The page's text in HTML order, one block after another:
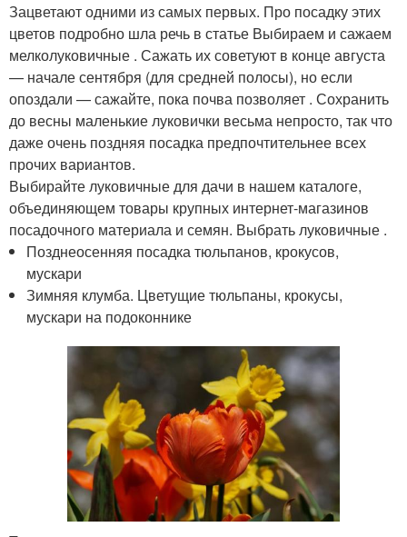
Зацветают одними из самых первых. Про посадку этих
цветов подробно шла речь в статье Выбираем и сажаем
мелколуковичные . Сажать их советуют в конце августа
— начале сентября (для средней полосы), но если
опоздали — сажайте, пока почва позволяет . Сохранить
до весны маленькие луковички весьма непросто, так что
даже очень поздняя посадка предпочтительнее всех
прочих вариантов.
Выбирайте луковичные для дачи в нашем каталоге,
объединяющем товары крупных интернет-магазинов
посадочного материала и семян. Выбрать луковичные .
Позднеосенняя посадка тюльпанов, крокусов,
мускари
Зимняя клумба. Цветущие тюльпаны, крокусы,
мускари на подоконнике